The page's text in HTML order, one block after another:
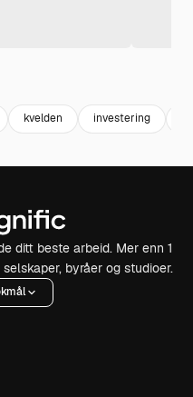
kvelden investering
ditt beste arbeid. Mer enn 1
byråer og studioer.